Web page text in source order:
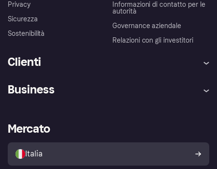
Privacy
Sicurezza
Sostenibilità
Informazioni di contatto per le
autorità
Governance aziendale
Relazioni con gli investitori
Clienti
Assistenza
Esplora i negozi
Politica di protezione
dell'acquirente Klarna
Business
Accesso aziende
Mercato
Italia